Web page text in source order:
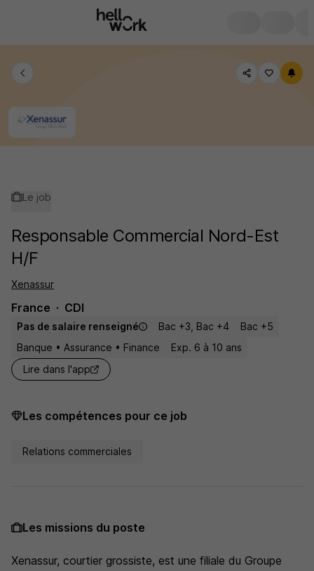
Le job
Responsable Commercial Nord-Est
H/F
Xenassur
France CDI
Pas de salaire renseigné Bac +3, Bac +4
Bac +5
Banque • Assurance • Finance
Exp. 6 à 10 ans
Lire dans l'app
Les compétences pour ce job
Relations commerciales
Les missions du poste
Xenassur, courtier grossiste, est une filiale du Groupe